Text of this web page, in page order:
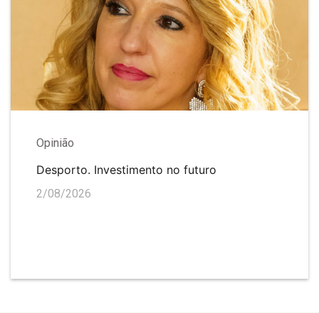
Opinião
Desporto. Investimento no futuro
2/08/2026